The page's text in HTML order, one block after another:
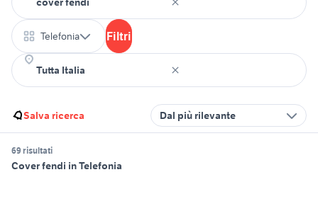
Telefonia Filtri
Salva ricerca Dal più rilevante
69 risultati
Cover fendi in Telefonia